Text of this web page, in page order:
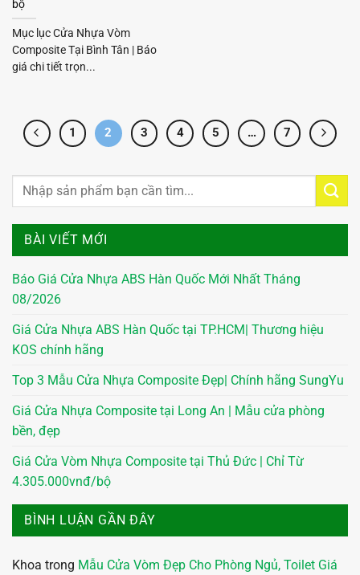
BÀI VIẾT MỚI
Báo Giá Cửa Nhựa ABS Hàn Quốc Mới Nhất Tháng
08/2026
Giá Cửa Nhựa ABS Hàn Quốc tại TP.HCM| Thương hiệu
KOS chính hãng
Top 3 Mẫu Cửa Nhựa Composite Đẹp| Chính hãng SungYu
Giá Cửa Nhựa Composite tại Long An | Mẫu cửa phòng
bền, đẹp
Giá Cửa Vòm Nhựa Composite tại Thủ Đức | Chỉ Từ
4.305.000vnđ/bộ
BÌNH LUẬN GẦN ĐÂY
Khoa trong Mẫu Cửa Vòm Đẹp Cho Phòng Ngủ, Toilet Giá
bộ
Mục lục Cửa Nhựa Vòm
Composite Tại Bình Tân | Báo
giá chi tiết trọn...
1 2 3 4 5 … 7